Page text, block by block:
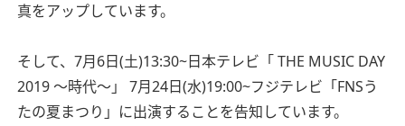
真をアップしています。
そして、7月6日(土)13:30~日本テレビ「 THE MUSIC DAY
2019 ～時代～」
7月24日(水)19:00~フジテレビ「FNSう
たの夏まつり」に出演することを告知しています。